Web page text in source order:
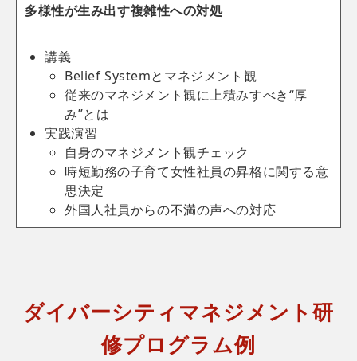
多様性が生み出す複雑性への対処
講義
Belief Systemとマネジメント観
従来のマネジメント観に上積みすべき“厚
み”とは
実践演習
自身のマネジメント観チェック
時短勤務の子育て女性社員の昇格に関する意
思決定
外国人社員からの不満の声への対応
ダイバーシティマネジメント研
修プログラム例